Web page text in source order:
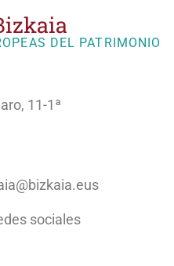
DEL PATRIMONIO
11-1ª
sociales